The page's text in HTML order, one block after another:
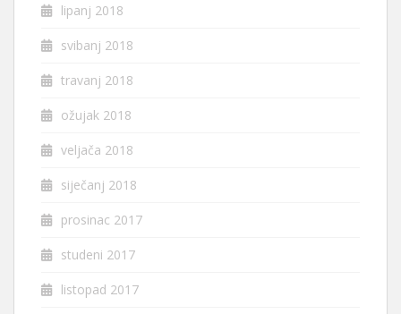
lipanj 2018
svibanj 2018
travanj 2018
ožujak 2018
veljača 2018
siječanj 2018
prosinac 2017
studeni 2017
listopad 2017